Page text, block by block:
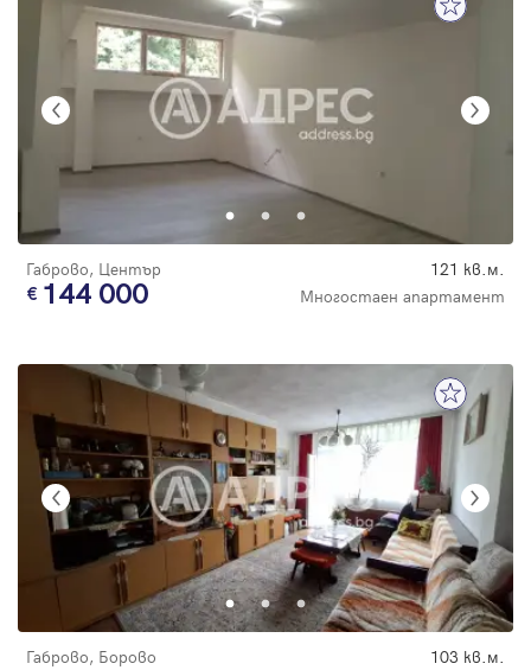
Габрово, Център 121 кв.м.
144 000 Многостаен апартамент
Габрово, Борово 103 кв.м.